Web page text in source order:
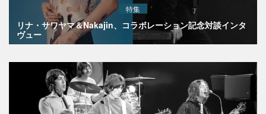
特集
リナ・サワヤマ＆Nakajin、コラボレーション記念対談インタ
ヴュー